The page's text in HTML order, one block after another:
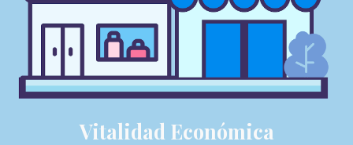
Vitalidad Económica